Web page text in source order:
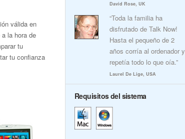
válida en
la hora de
tu
tu confianza
David Rose, UK
“Toda la familia ha
disfrutado de Talk Now!
Hasta el pequeño de 2
años corría al ordenador y
repetía todo lo que oía.”
Laurel De Lige, USA
Requisitos del sistema